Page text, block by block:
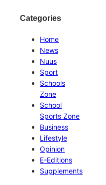
Categories
Home
News
Nuus
Sport
Schools
Zone
School
Sports Zone
Business
Lifestyle
Opinion
E-Editions
Supplements